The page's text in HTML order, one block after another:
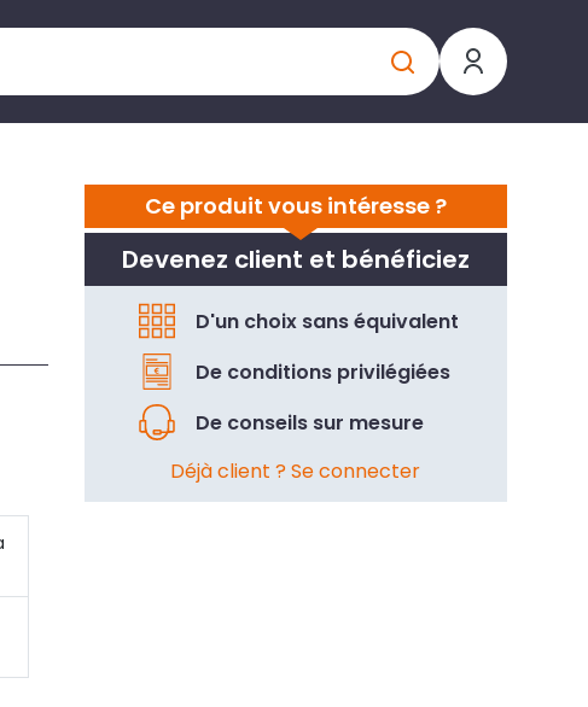
Ce produit vous intéresse ?
Devenez client et bénéficiez
D'un choix sans équivalent
De conditions privilégiées
De conseils sur mesure
Déjà client ? Se connecter